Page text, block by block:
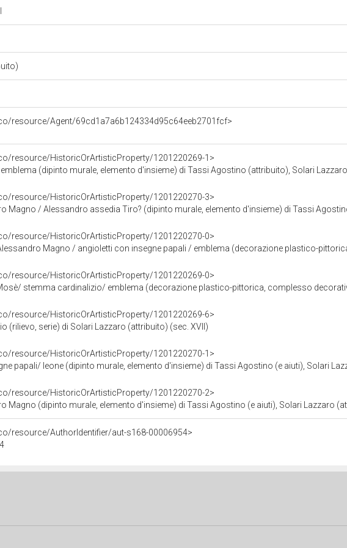
resource/Agent/69cd1a7a6b124334d95c64eeb2701fcf>
resource/HistoricOrArtisticProperty/1201220269-1>
(dipinto murale, elemento d'insieme) di Tassi Agostino (attribuito), Solari
resource/HistoricOrArtisticProperty/1201220270-3>
/ Alessandro assedia Tiro? (dipinto murale, elemento d'insieme) di Tassi Agostino (e
resource/HistoricOrArtisticProperty/1201220270-0>
Magno / angioletti con insegne papali / emblema (decorazione plastico-pittorica, complesso decorativo) di Tassi
resource/HistoricOrArtisticProperty/1201220269-0>
stemma cardinalizio/ emblema (decorazione plastico-pittorica, complesso decorativo)
resource/HistoricOrArtisticProperty/1201220269-6>
(rilievo, serie) di Solari Lazzaro (attribuito) (sec. XVII)
resource/HistoricOrArtisticProperty/1201220270-1>
papali/ leone (dipinto murale, elemento d'insieme) di Tassi Agostino (e aiuti), Solari
resource/HistoricOrArtisticProperty/1201220270-2>
Magno (dipinto murale, elemento d'insieme) di Tassi Agostino (e aiuti), Solari Lazzaro
resource/AuthorIdentifier/aut-s168-00006954>